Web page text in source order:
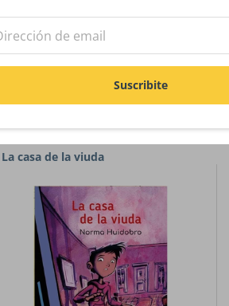
Del Naranjo
La casa de la viuda
Suscribite